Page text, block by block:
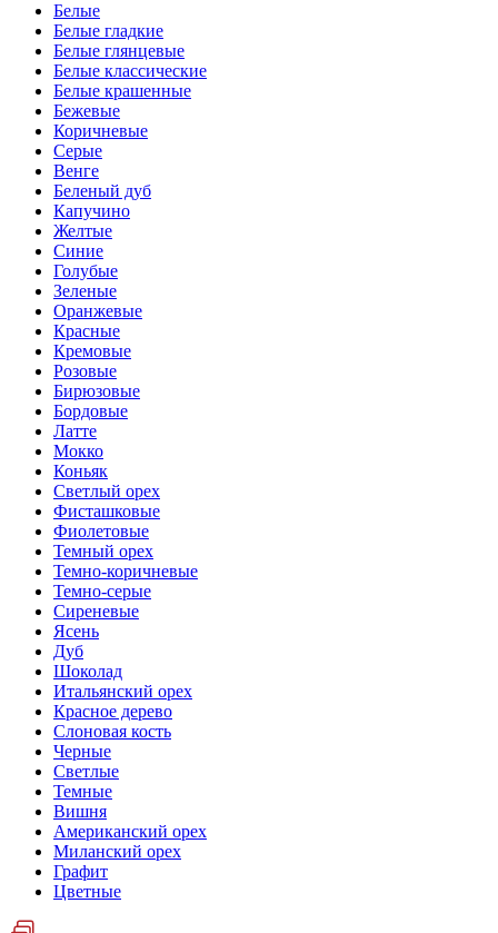
Белые
Белые гладкие
Белые глянцевые
Белые классические
Белые крашенные
Бежевые
Коричневые
Серые
Венге
Беленый дуб
Капучино
Желтые
Синие
Голубые
Зеленые
Оранжевые
Красные
Кремовые
Розовые
Бирюзовые
Бордовые
Латте
Мокко
Коньяк
Светлый орех
Фисташковые
Фиолетовые
Темный орех
Темно-коричневые
Темно-серые
Сиреневые
Ясень
Дуб
Шоколад
Итальянский орех
Красное дерево
Слоновая кость
Черные
Светлые
Темные
Вишня
Американский орех
Миланский орех
Графит
Цветные